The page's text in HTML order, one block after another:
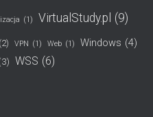
(1) VirtualStudy.pl (9)
(2) VPN (1) Web (1) Windows (4)
WSS (6)